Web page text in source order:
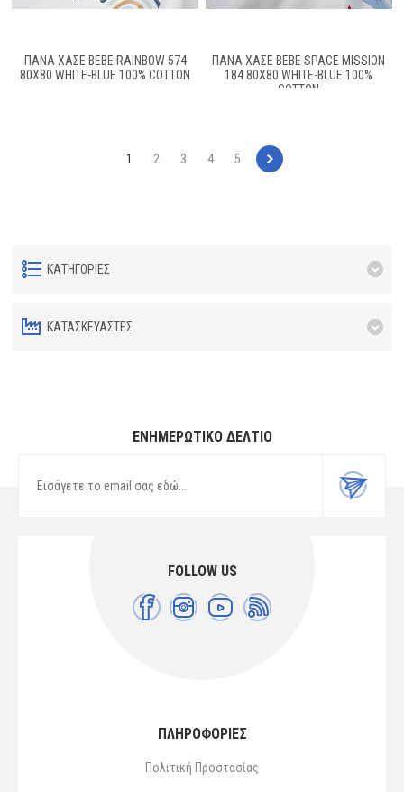
ΠΆΝΑ ΧΑΣΈ BEBE RAINBOW 574
80X80 WHITE-BLUE 100% COTTON
ΠΆΝΑ ΧΑΣΈ BEBE SPACE MISSION
184 80X80 WHITE-BLUE 100%
COTTON
1 2 3 4 5
ΚΑΤΗΓΟΡΊΕΣ
ΚΑΤΑΣΚΕΥΑΣΤΈΣ
ΕΝΗΜΕΡΩΤΙΚΌ ΔΕΛΤΊΟ
FOLLOW US
ΠΛΗΡΟΦΟΡΙΕΣ
Πολιτική Προστασίας